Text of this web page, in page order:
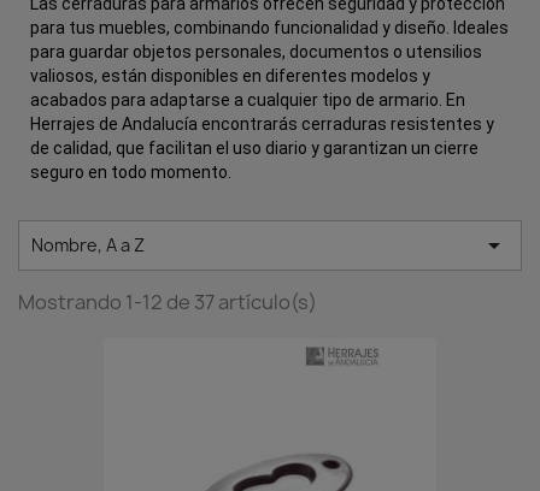
para tus muebles, combinando funcionalidad y diseño. Ideales
para guardar objetos personales, documentos o utensilios
valiosos, están disponibles en diferentes modelos y
acabados para adaptarse a cualquier tipo de armario. En
Herrajes de Andalucía encontrarás cerraduras resistentes y
de calidad, que facilitan el uso diario y garantizan un cierre
seguro en todo momento.
Nombre, A a Z 
Mostrando 1-12 de 37 artículo(s)